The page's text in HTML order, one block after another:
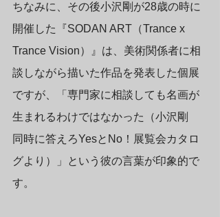
ちなみに、その後小沢剛が28歳の時に
開催した『SODAN ART（Trance x
Trance Vision）』は、美術関係者に相
談しながら描いた作品を発表した個展
ですが、「専門家に相談しても名画が
生まれるわけではなかった（小沢剛
同時に答えろYesとNo！展覧会カタロ
グより）」という彼の言葉が印象的で
す。